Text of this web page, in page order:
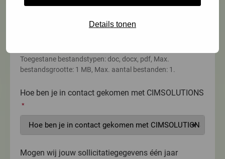
Details tonen
Toegestane bestandstypen: doc, docx, pdf, Max.
bestandsgrootte: 1 MB, Max. aantal bestanden: 1.
Hoe ben je in contact gekomen met CIMSOLUTIONS
*
Mogen wij jouw sollicitatiegegevens één jaar